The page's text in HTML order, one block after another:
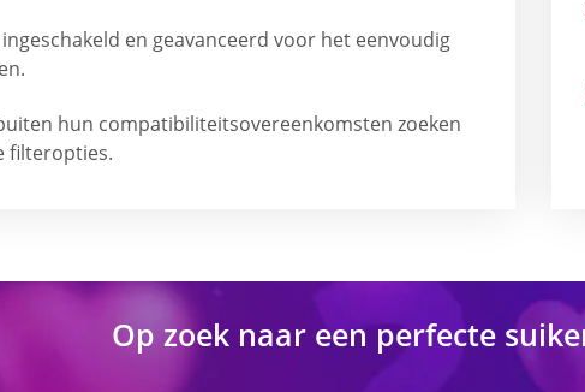
en geavanceerd voor het eenvoudig
hun compatibiliteitsovereenkomsten zoeken
filteropties.
Op zoek naar een perfecte